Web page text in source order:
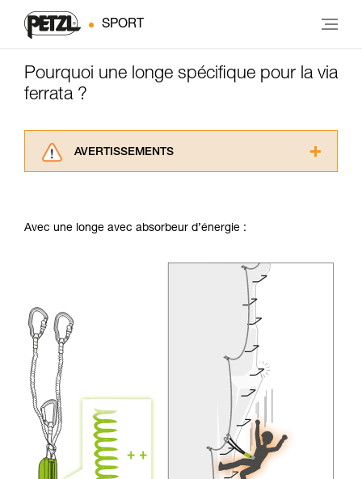
SPORT
Pourquoi une longe spécifique pour la via
ferrata ?
AVERTISSEMENTS
informations de la notice technique pour
Maîtriser ces techniques nécessite une
formation et un entraînement spécifique. Validez
avec un professionnel votre capacité à refaire
la manipulation, seul, en toute sécurité, avant
Nous donnons des exemples de techniques
liées à votre activité. Il peut en exister d’autres
Avec une longe avec absorbeur d’énergie :